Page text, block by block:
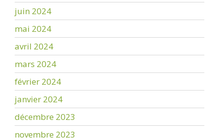
juin 2024
mai 2024
avril 2024
mars 2024
février 2024
janvier 2024
décembre 2023
novembre 2023